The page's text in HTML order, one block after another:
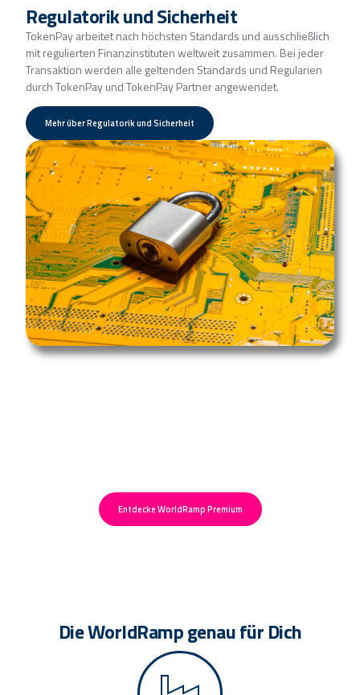
Regulatorik und Sicherheit
TokenPay arbeitet nach höchsten Standards und ausschließlich
mit regulierten Finanzinstituten weltweit zusammen. Bei jeder
Transaktion werden alle geltenden Standards und Regularien
durch TokenPay und TokenPay Partner angewendet.
Mehr über Regulatorik und Sicherheit
Entdecke WorldRamp Premium
Die WorldRamp genau für Dich